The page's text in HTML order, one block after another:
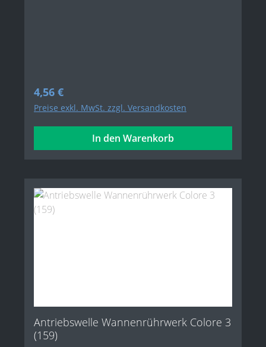
Regulärer Preis:
4,56 €
Preise exkl. MwSt. zzgl. Versandkosten
In den Warenkorb
Antriebswelle Wannenrührwerk Colore 3
(159)